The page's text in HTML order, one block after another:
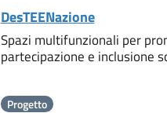
DesTEENazione
Spazi multifunzionali per
partecipazione e inclusione
Progetto